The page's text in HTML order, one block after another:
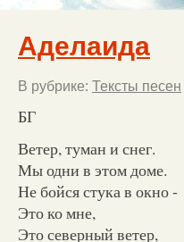
Аделаида
В рубрике: Тексты песен
БГ
Ветер, туман и снег.
Мы одни в этом доме.
Не бойся стука в окно -
Это ко мне,
Это северный ветер,